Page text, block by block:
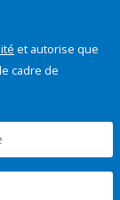
et autorise que
cadre de